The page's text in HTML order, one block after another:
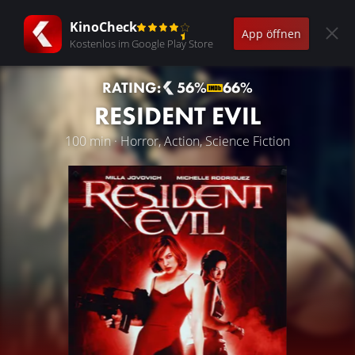
KinoCheck
Kostenlos im Google Play Store
App öffnen
RATING: 56% 66%
RESIDENT EVIL
100 min · Horror, Action, Science Fiction